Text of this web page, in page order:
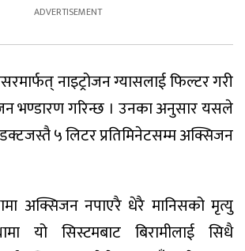
नाइट्रोजन ग्यासलाई फिल्टर गरी
भण्डारण गरिन्छ । उनका अनुसार यसले
५ लिटर प्रतिमिनेटसम्म अक्सिजन
अक्सिजन नपाएरै धेरै मानिसको मृत्यु
यो सिस्टमबाट बिरामीलाई सिधै